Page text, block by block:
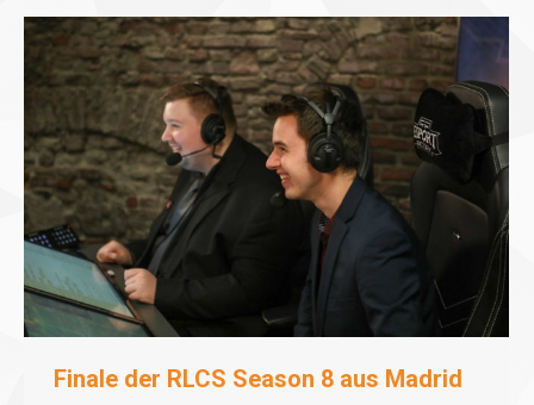
Finale der RLCS Season 8 aus Madrid